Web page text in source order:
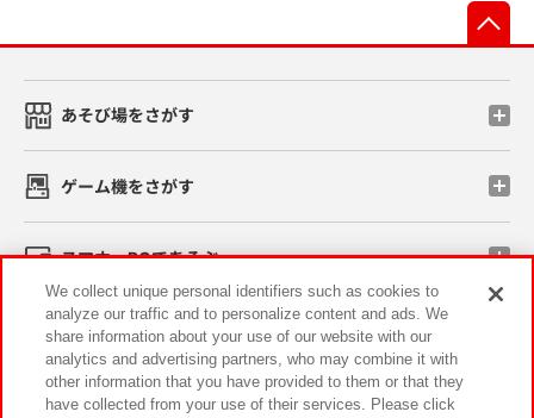
あそび場をさがす
ゲーム機をさがす
スマホ・PCであそぶ
イベント・キャンペーン
We collect unique personal identifiers such as cookies to
analyze our traffic and to personalize content and ads. We
share information about your use of our website with our
analytics and advertising partners, who may combine it with
other information that you have provided to them or that they
have collected from your use of their services. Please click